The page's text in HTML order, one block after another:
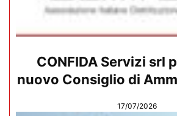
CONFIDA Servizi srl
nuovo Consiglio di
17/07/2026